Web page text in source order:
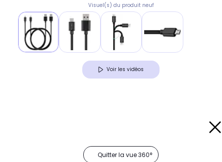
Visuel(s) du produit neuf
Voir les vidéos
Quitter la vue 360°